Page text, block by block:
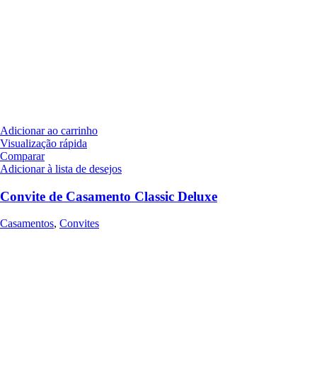
Adicionar ao carrinho
Visualização rápida
Comparar
Adicionar à lista de desejos
Convite de Casamento Classic Deluxe
Casamentos, Convites